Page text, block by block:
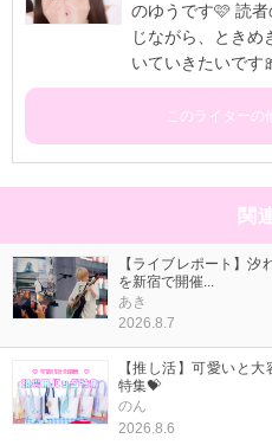
のゆうです🩷 読
じながら、ときめ
いていきたいです
このライターの
関
【ライブレポート】
を新宿で開催...
あき
2026.8.7
【推し活】可愛いと
特集💝
のん
2026.8.6